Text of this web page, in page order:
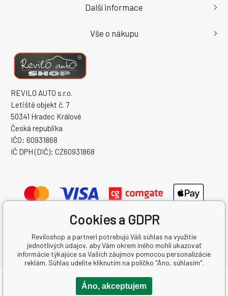
REVILO AUTO s.r.o.
Letiště objekt č. 7
50341 Hradec Králové
Česká republika
IČO: 60931868
IČ DPH (DIČ): CZ60931868
Další informace
Vše o nákupu
Copyright © 2026 REVILO AUTO s.r.o.
Cookies a GDPR
Reviloshop a partneri potrebujú Váš súhlas na využitie
jednotlivých údajov, aby Vám okrem iného mohli ukazovať
informácie týkajúce sa Vašich záujmov pomocou personalizácie
reklám. Súhlas udelíte kliknutím na políčko "Áno, súhlasím".
Áno, akceptujem